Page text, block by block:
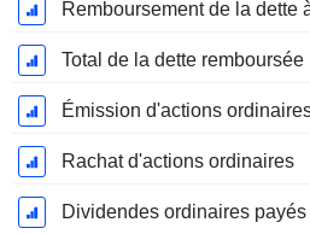
Remboursement de la dette
Total de la dette remboursée
Émission d'actions
Rachat d'actions ordinaires
Dividendes ordinaires payés